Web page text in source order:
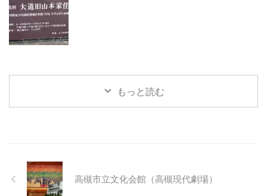
もっと読む
高槻市立文化会館（高槻現代劇場）